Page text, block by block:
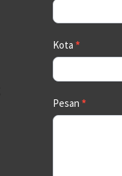
Kota *
Pesan *